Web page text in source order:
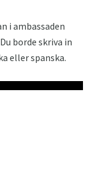
i ambassaden
borde skriva in
eller spanska.